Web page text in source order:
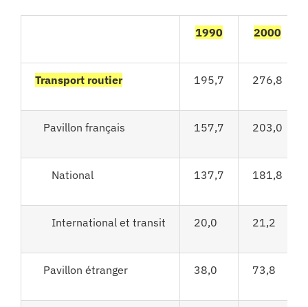
1990 2000
Transport routier 195,7 276,8
Pavillon français 157,7 203,0
National 137,7 181,8
International et transit 20,0 21,2
Pavillon étranger 38,0 73,8